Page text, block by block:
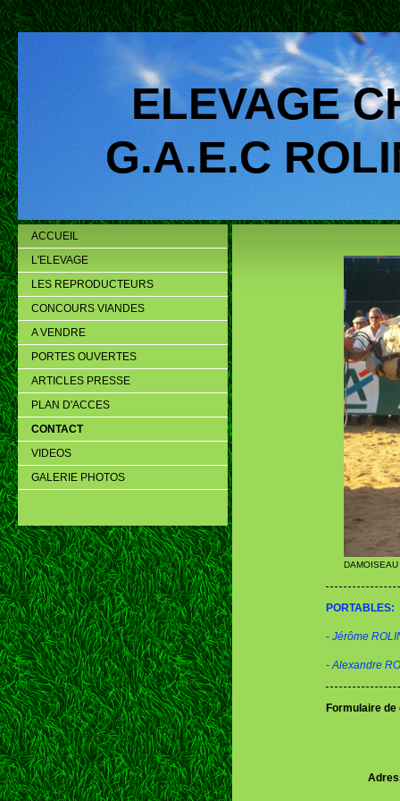
ELEVAGE
G.A.E.C
ACCUEIL
L'ELEVAGE
LES REPRODUCTEURS
CONCOURS VIANDES
A VENDRE
PORTES OUVERTES
ARTICLES PRESSE
PLAN D'ACCES
CONTACT
VIDEOS
GALERIE PHOTOS
DAMOISEAU
PORTABLES:
- Jérôme
-Alexandre
Formulaire